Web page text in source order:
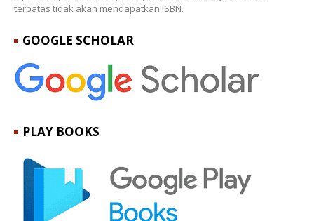
terbatas tidak akan mendapatkan ISBN.
GOOGLE SCHOLAR
PLAY BOOKS